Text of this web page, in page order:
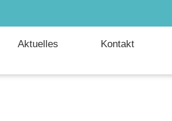
Aktuelles Kontakt